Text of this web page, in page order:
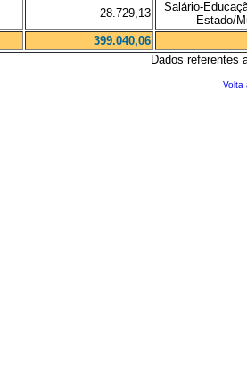
28.729,13
Salário-
Estado/
399.040,06
Dados referentes
Volta